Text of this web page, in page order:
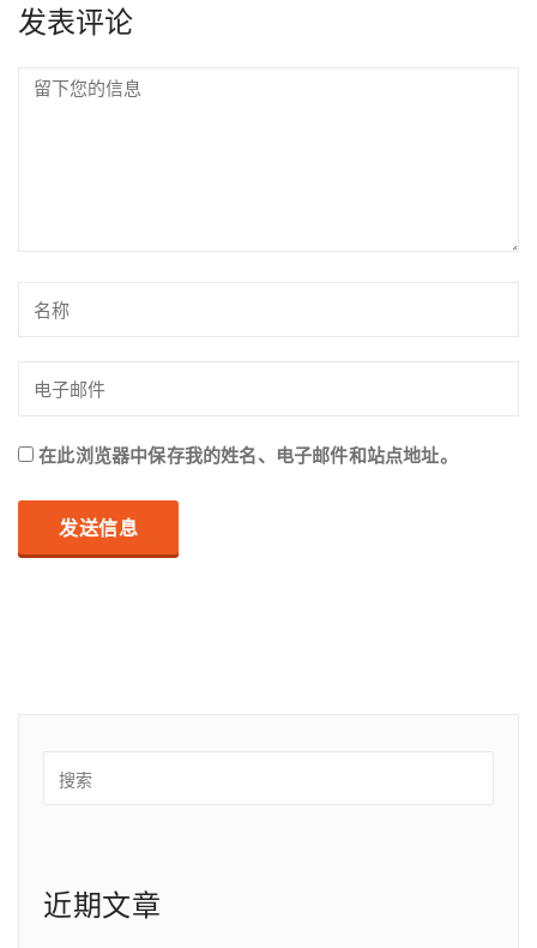
发表评论
在此浏览器中保存我的姓名、电子邮件和站点地址。
近期文章